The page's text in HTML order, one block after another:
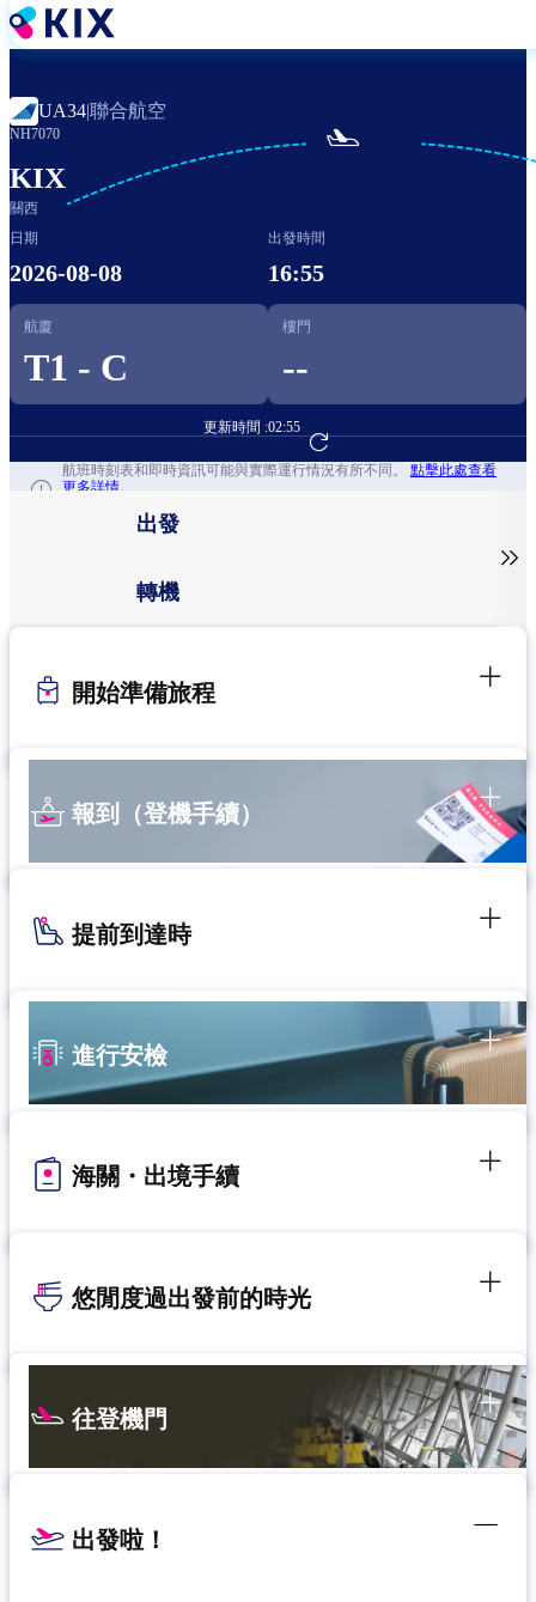
移
至
內
容
UA34|聯合航空
NH7070
KIX
關西

日期
2026-08-08
出發時間
16:55
航廈
T1 - C
樓門
--
更新時間 :02:55
前往航班預訂
航班時刻表和即時資訊可能與實際運行情況有所不同。 點擊此處查看
更多詳情。
出發
轉機

開始準備旅程
報到（登機手續）
提前到達時
進行安檢
海關・出境手續
悠閒度過出發前的時光
往登機門
出發啦！